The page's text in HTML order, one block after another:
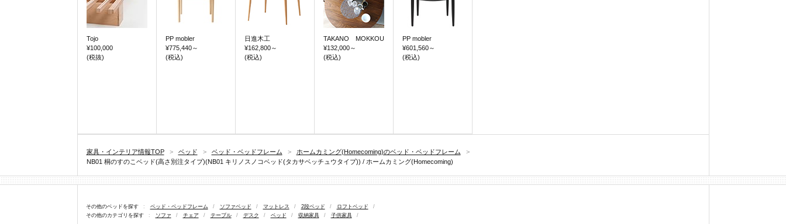
Tojo
¥100,000
(税抜)
PP mobler
¥775,440～
(税込)
日進木工
¥162,800～
(税込)
TAKANO MOKKOU
¥132,000～
(税込)
PP mobler
¥601,560～
(税込)
家具・インテリア情報TOP > ベッド > ベッド・ベッドフレーム > ホームカミング(Homecoming)のベッド・ベッドフレーム
>
NB01 桐のすのこベッド(高さ別注タイプ)(NB01 キリノスノコベッド(タカサベッチュウタイプ)) / ホームカミング(Homecoming)
その他のベッドを探す : ベッド・ベッドフレーム / ソファベッド / マットレス / 2段ベッド / ロフトベッド
/
その他のカテゴリを探す
: ソファ / チェア / テーブル / デスク / ベッド / 収納家具 / 子供家具 /